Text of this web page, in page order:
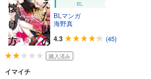
BL
BLマンガ
海野真
4.3
(45)
購入済み
イマイチ